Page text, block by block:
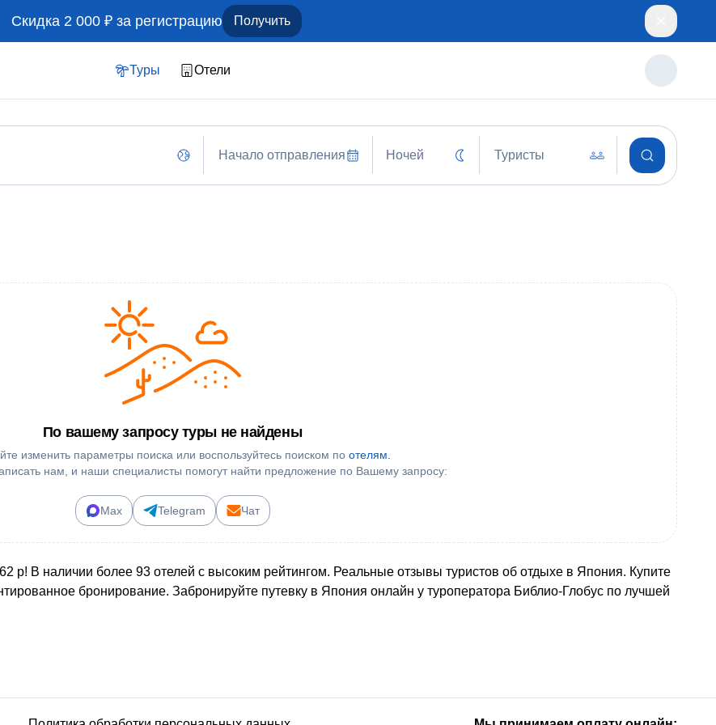
Скидка 2 000 ₽ за регистрацию Получить
Туры Отели
Начало отправления Ночей Туристы
По вашему запросу туры не найдены
изменить параметры поиска или воспользуйтесь поиском по отелям.
нам, и наши специалисты помогут найти предложение по Вашему запросу:
Max Telegram Чат
р! В наличии более 93 отелей с высоким рейтингом. Реальные отзывы туристов об отдыхе в Япония. Купите
бронирование. Забронируйте путевку в Япония онлайн у туроператора Библио-Глобус по лучшей